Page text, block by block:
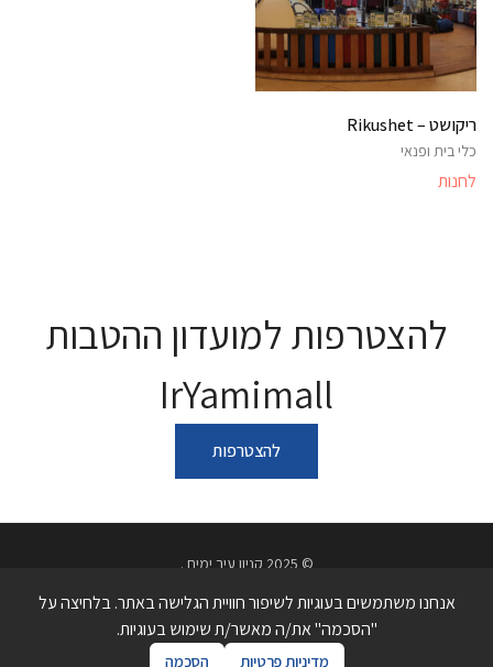
כלי בית ופנאי
ריקושט – Rikushet
לחנות
להצטרפות למועדון ההטבות
IrYamimall
להצטרפות
© 2025 קניון עיר ימים .
מדיניות פרטיות
תנאי שימוש באתר
הצהרת נגישות
כתובת בני ברמן 2, פולג, נתניה | טלפון 09-7738740
אנחנו משתמשים בעוגיות לשיפור חוויית הגלישה באתר. בלחיצה על
"הסכמה" את/ה מאשר/ת שימוש בעוגיות.
מדיניות פרטיות הסכמה